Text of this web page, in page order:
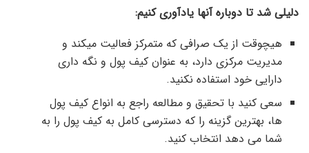
دلیلی شد تا دوباره آنها یادآوری کنیم:
هیچوقت از یک صرافی که متمرکز فعالیت میکند و
مدیریت مرکزی دارد، به عنوان کیف پول و نگه داری
دارایی خود استفاده نکنید.
سعی کنید با تحقیق و مطالعه راجع به انواع کیف پول
ها، بهترین گزینه را که دسترسی کامل به کیف پول را به
شما می دهد انتخاب کنید.